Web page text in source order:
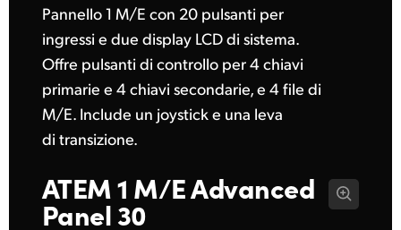
Pannello 1 M/E con 20 pulsanti per
ingressi e due display LCD di sistema.
Offre pulsanti di controllo per 4 chiavi
primarie e 4 chiavi secondarie, e 4 file di
M/E. Include un joystick e una leva
di transizione.
ATEM 1 M/EAdvanced
Panel 30